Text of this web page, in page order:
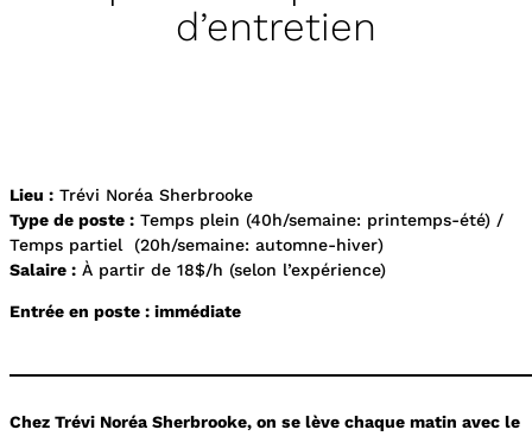
d’entretien
Lieu : Trévi Noréa Sherbrooke
Type de poste : Temps plein (40h/semaine: printemps-été) /
Temps partiel (20h/semaine: automne-hiver)
Salaire : À partir de 18$/h (selon l’expérience)
Entrée en poste : immédiate
Chez Trévi Noréa Sherbrooke, on se lève chaque matin avec le